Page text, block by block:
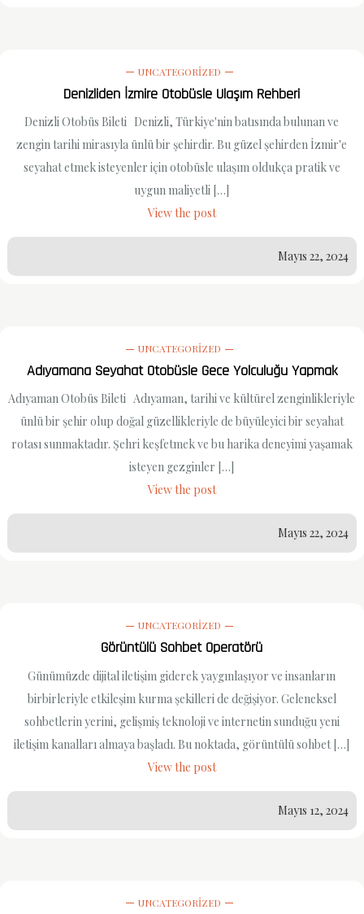
UNCATEGORIZED
Denizliden İzmire Otobüsle Ulaşım Rehberi
Denizli Otobüs Bileti Denizli, Türkiye'nin batısında bulunan ve
zengin tarihi mirasıyla ünlü bir şehirdir. Bu güzel şehirden İzmir'e
seyahat etmek isteyenler için otobüsle ulaşım oldukça pratik ve
uygun maliyetli […]
View the post
Mayıs 22, 2024
UNCATEGORIZED
Adıyamana Seyahat Otobüsle Gece Yolculuğu Yapmak
Adıyaman Otobüs Bileti Adıyaman, tarihi ve kültürel zenginlikleriyle
ünlü bir şehir olup doğal güzellikleriyle de büyüleyici bir seyahat
rotası sunmaktadır. Şehri keşfetmek ve bu harika deneyimi yaşamak
isteyen gezginler […]
View the post
Mayıs 22, 2024
UNCATEGORIZED
Görüntülü Sohbet Operatörü
Günümüzde dijital iletişim giderek yaygınlaşıyor ve insanların
birbirleriyle etkileşim kurma şekilleri de değişiyor. Geleneksel
sohbetlerin yerini, gelişmiş teknoloji ve internetin sunduğu yeni
iletişim kanalları almaya başladı. Bu noktada, görüntülü sohbet […]
View the post
Mayıs 12, 2024
UNCATEGORIZED